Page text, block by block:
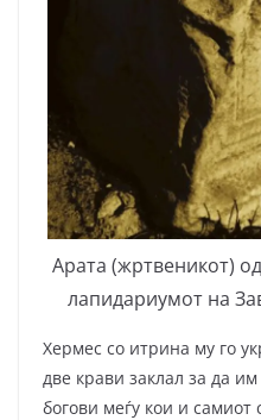
Арата (жртвеникот)
лапидариумот на
Хермес со итрина му го
две крави заклал за да
богови меѓу кои и самиот